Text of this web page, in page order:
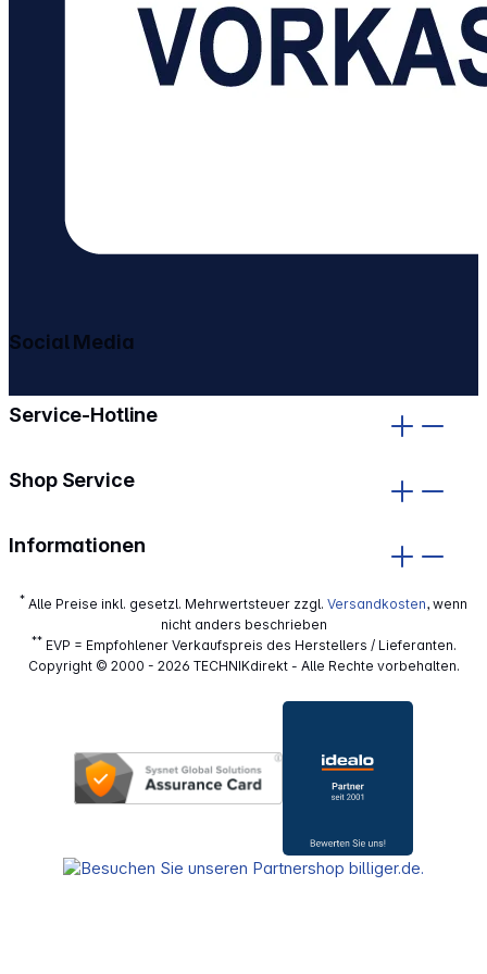
Service-Hotline
Shop Service
Informationen
Social Media
* Alle Preise inkl. gesetzl. Mehrwertsteuer zzgl. Versandkosten, wenn
nicht anders beschrieben
**EVP = Empfohlener Verkaufspreis des Herstellers / Lieferanten.
Copyright © 2000 - 2026 TECHNIKdirekt - Alle Rechte vorbehalten.